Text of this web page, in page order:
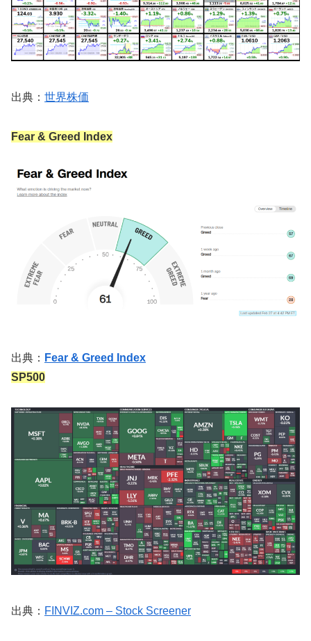
出典： 世界株価
Fear & Greed Index
出典： Fear & Greed Index
SP500
出典： FINVIZ.com – Stock Screener